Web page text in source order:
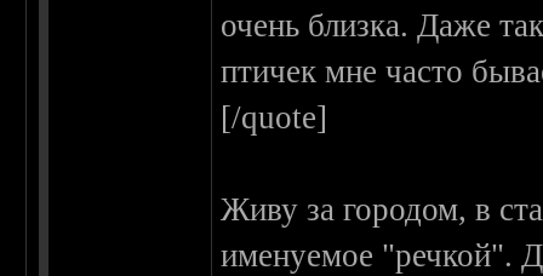
очень близка. Даже
птичек мне часто
[/quote]
Живу за городом, в
именуемое "речкой".